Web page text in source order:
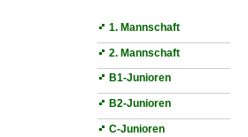
1. Mannschaft
2. Mannschaft
B1-Junioren
B2-Junioren
C-Junioren